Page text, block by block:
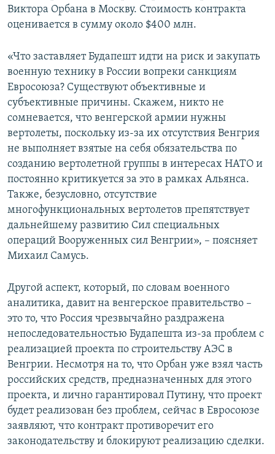
Виктора Орбана в Москву. Стоимость контракта
оценивается в сумму около $400 млн.
«Что заставляет Будапешт идти на риск и закупать
военную технику в России вопреки санкциям
Евросоюза? Существуют объективные и
субъективные причины. Скажем, никто не
сомневается, что венгерской армии нужны
вертолеты, поскольку из-за их отсутствия Венгрия
не выполняет взятые на себя обязательства по
созданию вертолетной группы в интересах НАТО и
постоянно критикуется за это в рамках Альянса.
Также, безусловно, отсутствие
многофункциональных вертолетов препятствует
дальнейшему развитию Сил специальных
операций Вооруженных сил Венгрии», – поясняет
Михаил Самусь.
Другой аспект, который, по словам военного
аналитика, давит на венгерское правительство –
это то, что Россия чрезвычайно раздражена
непоследовательностью Будапешта из-за проблем с
реализацией проекта по строительству АЭС в
Венгрии. Несмотря на то, что Орбан уже взял часть
российских средств, предназначенных для этого
проекта, и лично гарантировал Путину, что проект
будет реализован без проблем, сейчас в Евросоюзе
заявляют, что контракт противоречит его
законодательству и блокируют реализацию сделки.